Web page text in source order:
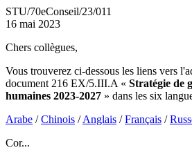
STU/70eConseil/23/011
16 mai 2023
Chers collègues,
Vous trouverez ci-dessous les liens vers
document 216 EX/5.III.A « Stratégie de
humaines 2023-2027 » dans les six
Arabe /Chinois /Anglais /Français /
Cor...